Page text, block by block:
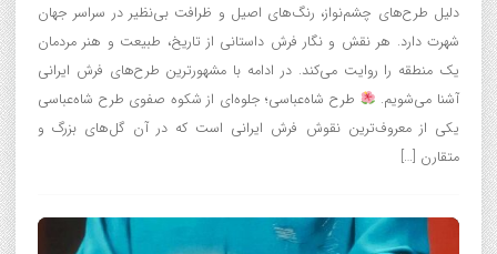
دلیل طرح‌های چشم‌نواز، رنگ‌های اصیل و ظرافت بی‌نظیر در سراسر جهان
شهرت دارد. هر نقش و نگار فرش داستانی از تاریخ، طبیعت و هنر مردمان
یک منطقه را روایت می‌کند. در ادامه با مشهورترین طرح‌های فرش ایرانی
آشنا می‌شویم.
طرح شاه‌عباسی؛ جلوه‌ای از شکوه صفوی طرح شاه‌عباسی
یکی از معروف‌ترین نقوش فرش ایرانی است که در آن گل‌های بزرگ و
متقارن […]